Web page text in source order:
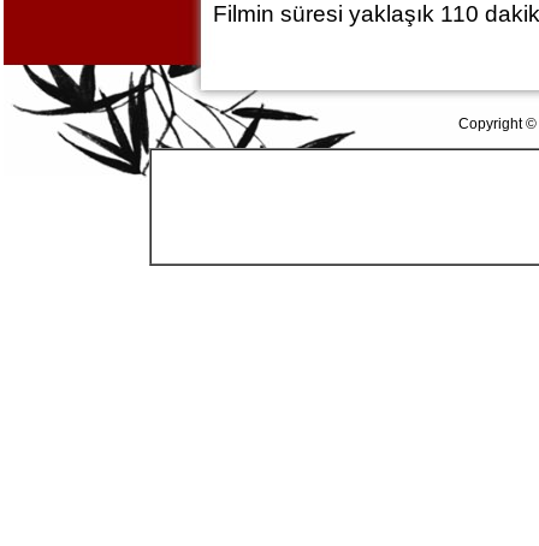
Filmin süresi yaklaşık 110
Copyright ©